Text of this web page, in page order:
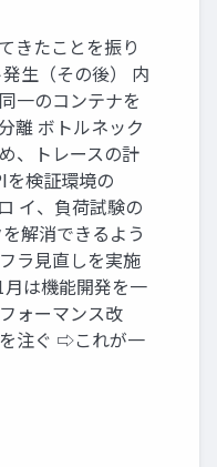
きたことを振り
生（その後） 内
一のコンテナを
離 ボトルネック
、トレースの計
を検証環境の
イ、負荷試験の
解消できるよう
ラ見直しを実施
は機能開発を一
ォーマンス改
注ぐ ⇨これが一